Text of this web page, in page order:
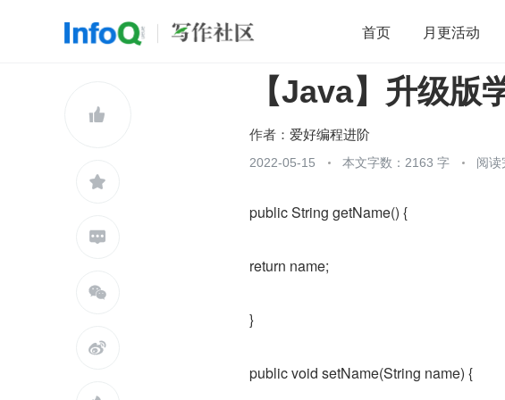
首页 月更活动
架构 OpenHarmony
前端 团队管理





【Java】升级版
作者： 爱好编程进阶
2022-05-15 本文字数：2163 字 阅读
public String getName() {
return name;
}
public void setName(String name) {